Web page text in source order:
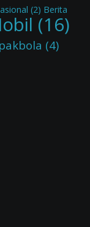
(2) Berita
(16)
(4)